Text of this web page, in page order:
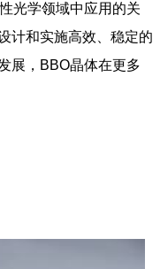
光学领域中应用的关
计和实施高效、稳定的
展，BBO晶体在更多